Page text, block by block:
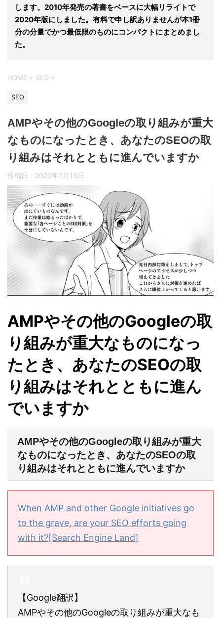
します。2010年発売の著書をベースに大幅リライトで
2020年版にしました。有料で申し訳ありませんが本1冊
分の分量でかつ最低限のものにコンパクトにまとめまし
た。
HOME > SEO >
SEO
AMPやその他のGoogleの取り組みが重大
なものになったとき、あなたのSEOの取
り組みはそれとともに進んでいますか
投稿日： 2020年7月15日
AMPやその他のGoogleの取
り組みが重大なものになっ
たとき、あなたのSEOの取
り組みはそれとともに進ん
でいますか
AMPやその他のGoogleの取り組みが重大
なものになったとき、あなたのSEOの取
り組みはそれとともに進んでいますか
When AMP and other Google initiatives go
to the grave, are your SEO efforts going
with it?[Search Engine Land]
【Google翻訳】
AMPやその他のGoogleの取り組みが重大なも